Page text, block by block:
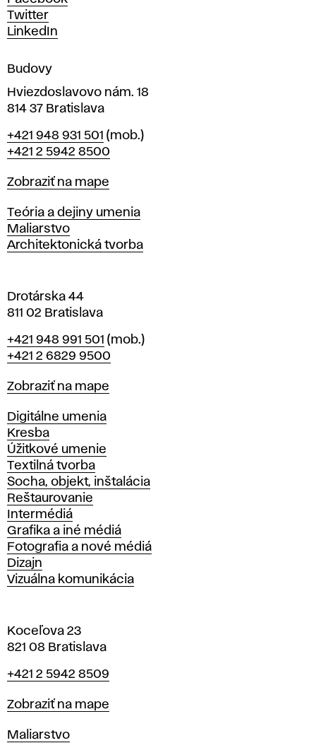
u
m
e
í
v
r
a
i
s
l
a
v
Twitter
LinkedIn
Budovy
Hviezdoslavovo nám. 18
814 37 Bratislava
Telefón
+421 948 931 501 (mob.)
+421 2 5942 8500
Mapa
Zobraziť na mape
Katedry
Teória a dejiny umenia
Maliarstvo
Architektonická tvorba
Drotárska 44
811 02 Bratislava
Telefón
+421 948 991 501 (mob.)
+421 2 6829 9500
Mapa
Zobraziť na mape
Katedry
Digitálne umenia
Kresba
Úžitkové umenie
Textilná tvorba
Socha, objekt, inštalácia
Reštaurovanie
Intermédiá
Grafika a iné médiá
Fotografia a nové médiá
Dizajn
Vizuálna komunikácia
Koceľova 23
821 08 Bratislava
Telefón
+421 2 5942 8509
Mapa
Zobraziť na mape
Katedry
Maliarstvo